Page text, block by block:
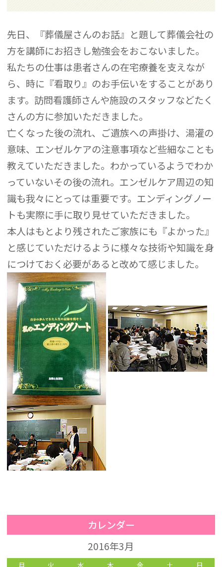
先日、『葬儀屋さんのお話』と題して葬儀会社の
方を講師にお招きし勉強会をおこないました。
私たちの仕事は患者さんの在宅療養を支えなが
ら、時に『看取り』のお手伝いをすることがあり
ます。訪問看護師さんや施設のスタッフなどたく
さんの方に参加いただきました。
亡くなった後の流れ、ご遺族への声掛け、湯灌の
意味、エンゼルケアの注意事項など些細なことも
教えていただきました。わかっているようでわか
っていないその後の流れ。エンゼルケア周辺の知
識も我々にとっては重要です。エンディングノー
トも実際に手に取り見せていただきました。
本人はもとより残されたご家族にも『よかった』
と感じていただけるように様々な技術や知識を身
につけておく必要があると改めて感じました。
カレンダー
2016年3月